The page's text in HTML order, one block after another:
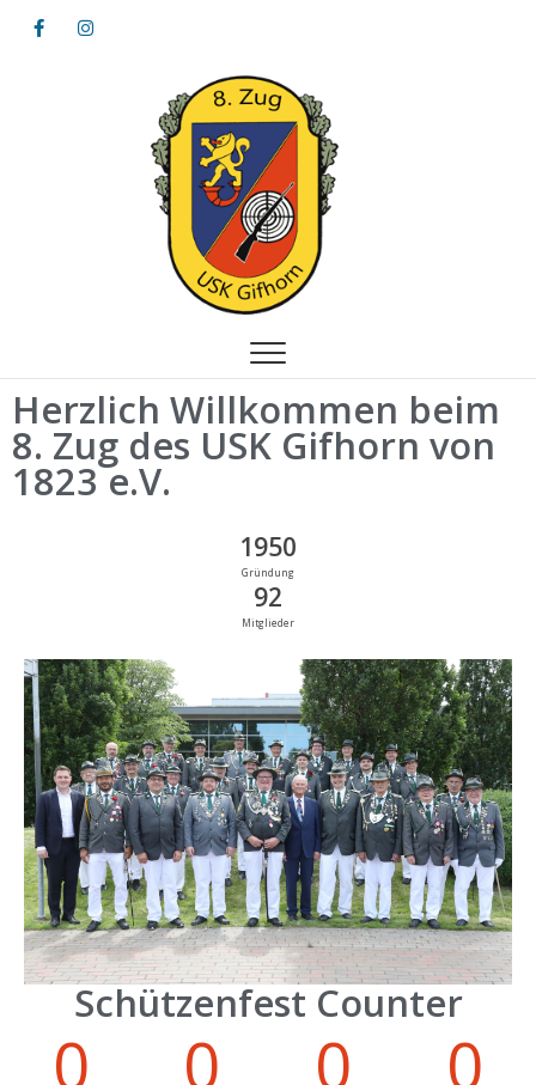
Herzlich Willkommen beim
8. Zug des USK Gifhorn von
1823 e.V.
Gründung
1950
Mitglieder
92
Schützenfest Counter
0 0 0 0